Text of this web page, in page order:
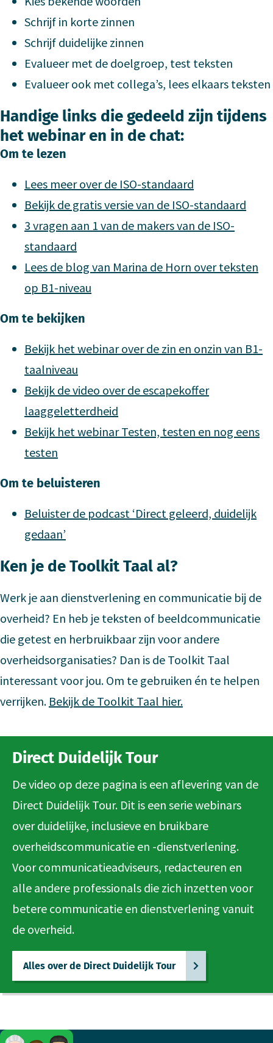
Schrijf in korte zinnen
Schrijf duidelijke zinnen
Evalueer met de doelgroep, test teksten
Evalueer ook met collega’s, lees elkaars teksten
Handige links die gedeeld zijn tijdens
het webinar en in de chat:
Om te lezen
Lees meer over de ISO-standaard
Bekijk de gratis versie van de ISO-standaard
3 vragen aan 1 van de makers van de ISO-
standaard
Lees de blog van Marina de Horn over teksten
op B1-niveau
Om te bekijken
Bekijk het webinar over de zin en onzin van B1-
taalniveau
Bekijk de video over de escapekoffer
laaggeletterdheid
Bekijk het webinar Testen, testen en nog eens
testen
Om te beluisteren
Beluister de podcast ‘Direct geleerd, duidelijk
gedaan’
Ken je de Toolkit Taal al?
Werk je aan dienstverlening en communicatie bij de
overheid? En heb je teksten of beeldcommunicatie
die getest en herbruikbaar zijn voor andere
overheidsorganisaties? Dan is de Toolkit Taal
interessant voor jou. Om te gebruiken én te helpen
verrijken. Bekijk de Toolkit Taal hier.
Direct Duidelijk Tour
De video op deze pagina is een aflevering van de
Direct Duidelijk Tour. Dit is een serie webinars
over duidelijke, inclusieve en bruikbare
overheidscommunicatie en -dienstverlening.
Voor communicatieadviseurs, redacteuren en
alle andere professionals die zich inzetten voor
betere communicatie en dienstverlening vanuit
de overheid.
Alles over de Direct Duidelijk Tour
Footer